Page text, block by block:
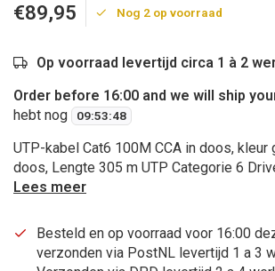
€89,95 Nog 2 op voorraad
Op voorraad levertijd circa 1 à 2
Order before 16:00 and we will ship
hebt nog
09:53:47
UTP-kabel Cat6 100M CCA in doos, kleur
doos, Lengte 305 m UTP Categorie 6
Lees meer
Besteld en op voorraad voor 16:00
verzonden via PostNL levertijd 1 a 3